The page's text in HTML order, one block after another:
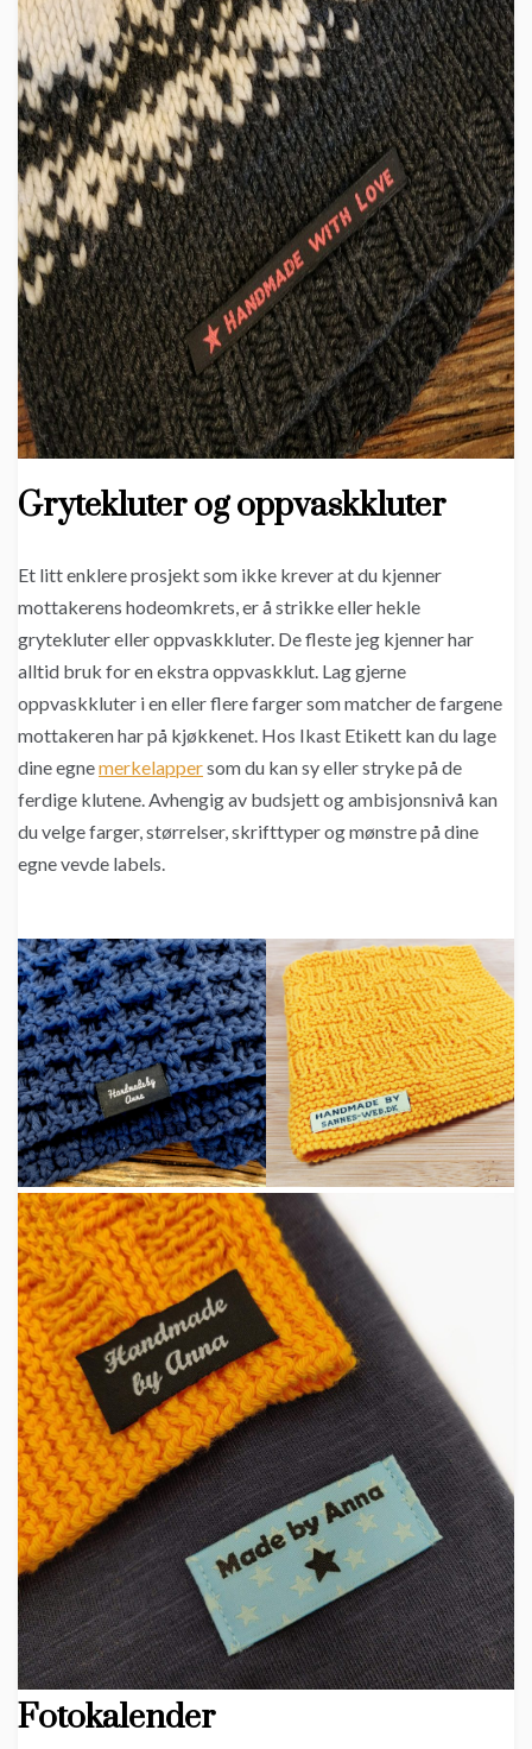
Grytekluter og oppvaskkluter
Et litt enklere prosjekt som ikke krever at du kjenner
mottakerens hodeomkrets, er å strikke eller hekle
grytekluter eller oppvaskkluter. De fleste jeg kjenner har
alltid bruk for en ekstra oppvaskklut. Lag gjerne
oppvaskkluter i en eller flere farger som matcher de fargene
mottakeren har på kjøkkenet. Hos Ikast Etikett kan du lage
dine egnemerkelappersom du kan sy eller stryke på de
ferdige klutene. Avhengig av budsjett og ambisjonsnivå kan
du velge farger, størrelser, skrifttyper og mønstre på dine
egne vevde labels.
Fotokalender